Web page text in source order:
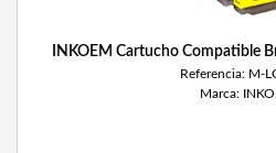
INKOEM Cartucho Compatible
Referencia: M-
Marca: